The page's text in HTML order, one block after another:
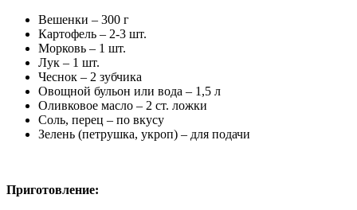
Вешенки – 300 г
Картофель – 2-3 шт.
Морковь – 1 шт.
Лук – 1 шт.
Чеснок – 2 зубчика
Овощной бульон или вода – 1,5 л
Оливковое масло – 2 ст. ложки
Соль, перец – по вкусу
Зелень (петрушка, укроп) – для подачи
Приготовление: